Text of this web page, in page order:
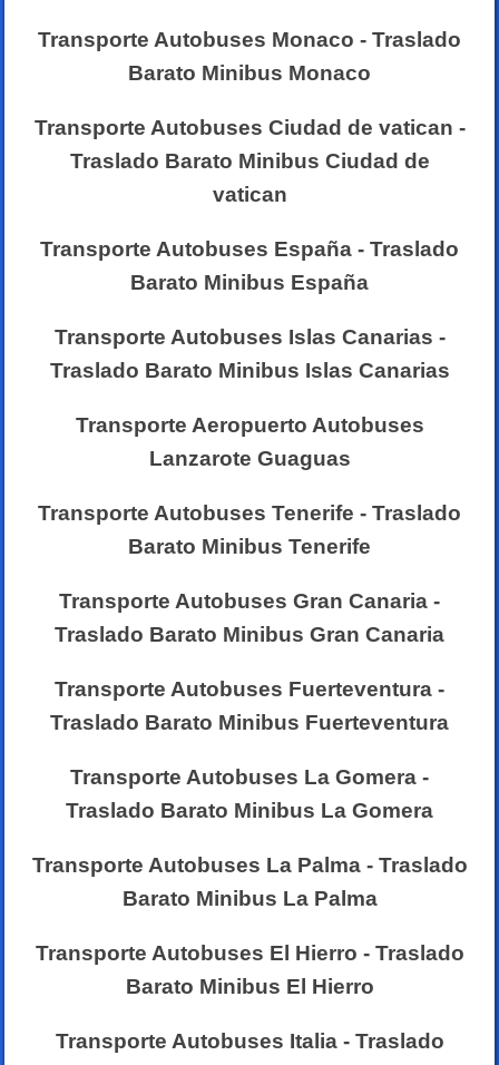
Transporte Autobuses Monaco - Traslado
Barato Minibus Monaco
Transporte Autobuses Ciudad de vatican -
Traslado Barato Minibus Ciudad de
vatican
Transporte Autobuses España - Traslado
Barato Minibus España
Transporte Autobuses Islas Canarias -
Traslado Barato Minibus Islas Canarias
Transporte Aeropuerto Autobuses
Lanzarote Guaguas
Transporte Autobuses Tenerife - Traslado
Barato Minibus Tenerife
Transporte Autobuses Gran Canaria -
Traslado Barato Minibus Gran Canaria
Transporte Autobuses Fuerteventura -
Traslado Barato Minibus Fuerteventura
Transporte Autobuses La Gomera -
Traslado Barato Minibus La Gomera
Transporte Autobuses La Palma - Traslado
Barato Minibus La Palma
Transporte Autobuses El Hierro - Traslado
Barato Minibus El Hierro
Transporte Autobuses Italia - Traslado